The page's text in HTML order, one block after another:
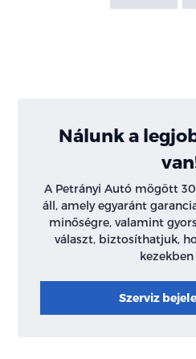
Nálunk a
A Petrányi Autó mögött
áll, amely egyaránt
minőségre, valamint
választ, biztosíthatjuk,
kezekben
Szerviz